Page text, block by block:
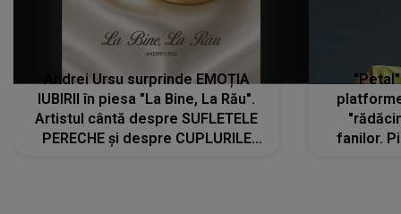
Andrei Ursu surprinde EMOȚIA
IUBIRII în piesa "La Bine, La Rău".
Artistul cântă despre SUFLETELE
PERECHE și despre CUPLURILE
fanilor.